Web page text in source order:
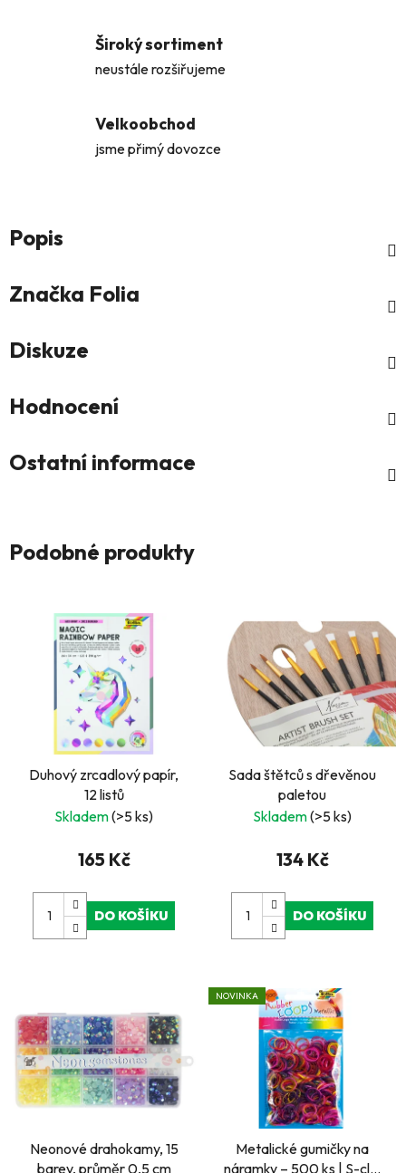
Široký sortiment
neustále rozšiřujeme
Velkoobchod
jsme přimý dovozce
Popis
Značka Folia
Diskuze
Hodnocení
Ostatní informace
Podobné produkty
Duhový zrcadlový papír,
12 listů
Skladem(>5 ks)
165 Kč
DO KOŠÍKU
Sada štětců s dřevěnou
paletou
Skladem(>5 ks)
134 Kč
DO KOŠÍKU
Neonové drahokamy, 15
barev, průměr 0,5 cm
NOVINKA
Metalické gumičky na
náramky – 500 ks | S-clip